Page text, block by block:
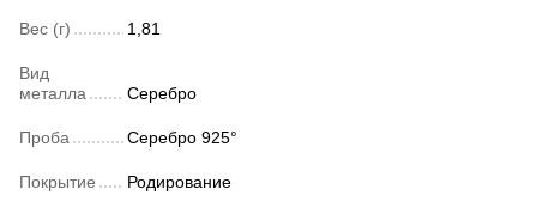
Вес (г) 1,81
Вид
металла
Серебро
Проба Серебро 925°
Покрытие Родирование